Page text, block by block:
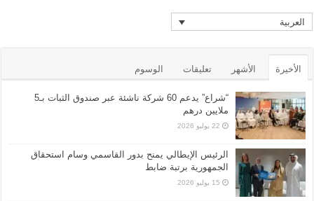
العربية
الأخيرة الأشهر تعليقات الوسوم
“شراع” يدعم 60 شركة ناشئة عبر صندوق الثبات بـ5
ملايين درهم
22 يوليو 2026
الرئيس الإيطالي يمنح بدور القاسمي وسام استحقاق
الجمهورية برتبة ضابط
15 يوليو 2026